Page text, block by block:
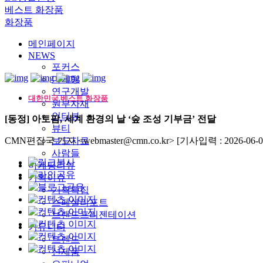
베스트 화장품
화장품
메인페이지
NEWS
포커스
마케팅
연구개발
원부자재
인터뷰
뷰티
보도자료
사람들
마케팅리뷰
기획이슈
기획특집
스페셜리포트
브랜드프리젠테이션
커뮤니티
트렌드
신제품
대한민국 베스트 화장품
[동정] 아토팜, 세계 환경의 날 ‘숲 조성 기부금’ 전달
CMN편집국 기자 <webmaster@cmn.co.kr> [기사입력 : 2026-06-